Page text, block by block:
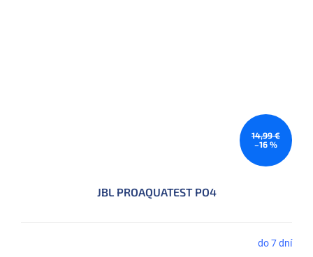
14,99 €
–16 %
JBL PROAQUATEST PO4
do 7 dní